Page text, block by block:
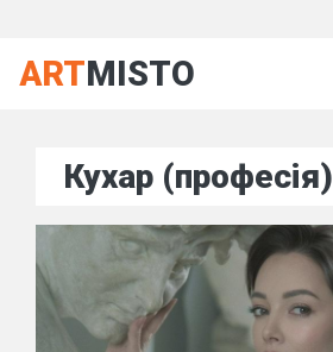
ARTMISTO
Кухар (професія)